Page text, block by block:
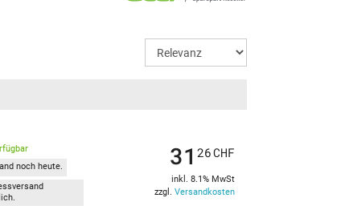
noch heute.
3126CHF
inkl. 8.1% MwSt
zzgl. Versandkosten